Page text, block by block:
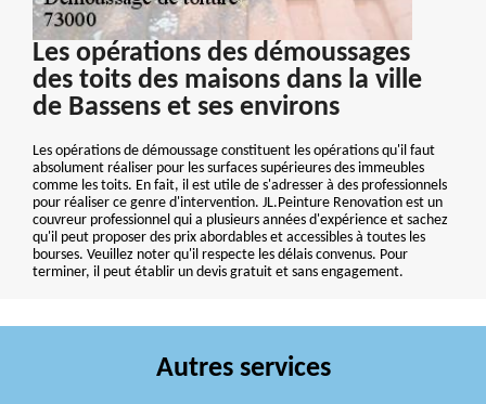
Les opérations des démoussages
des toits des maisons dans la ville
de Bassens et ses environs
Les opérations de démoussage constituent les opérations qu'il faut
absolument réaliser pour les surfaces supérieures des immeubles
comme les toits. En fait, il est utile de s'adresser à des professionnels
pour réaliser ce genre d'intervention. JL.Peinture Renovation est un
couvreur professionnel qui a plusieurs années d'expérience et sachez
qu'il peut proposer des prix abordables et accessibles à toutes les
bourses. Veuillez noter qu'il respecte les délais convenus. Pour
terminer, il peut établir un devis gratuit et sans engagement.
Autres services